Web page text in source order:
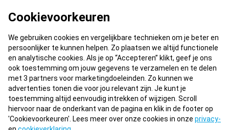
Cookievoorkeuren
We gebruiken cookies en vergelijkbare technieken om je beter en
persoonlijker te kunnen helpen. Zo plaatsen we altijd functionele
en analytische cookies. Als je op “Accepteren” klikt, geef je ons
ook toestemming om jouw gegevens te verzamelen en te delen
met 3 partners voor marketingdoeleinden. Zo kunnen we
advertenties tonen die voor jou relevant zijn. Je kunt je
toestemming altijd eenvoudig intrekken of wijzigen. Scroll
hiervoor naar de onderkant van de pagina en klik in de footer op
'Cookievoorkeuren'. Lees meer over onze cookies in onze privacy-